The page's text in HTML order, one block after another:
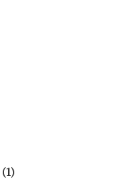
(1)